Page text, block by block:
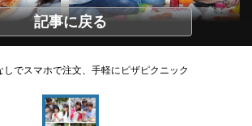
記事に戻る
しでスマホで注文、手軽にピザピクニック